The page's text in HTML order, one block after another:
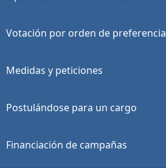
Votación por orden de preferencia
Medidas y peticiones
Postulándose para un cargo
Financiación de campañas